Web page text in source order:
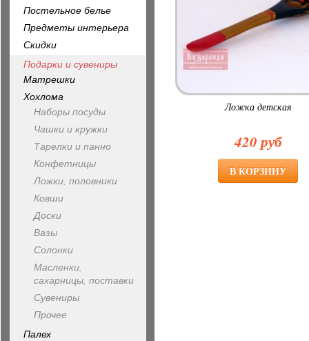
Ложка детская
420 руб
Постельное белье
Предметы интерьера
Скидки
Подарки и сувениры
Матрешки
Хохлома
Наборы посуды
Чашки и кружки
Тарелки и панно
Конфетницы
Ложки, половники
Ковши
Доски
Вазы
Солонки
Масленки,
сахарницы, поставки
Сувениры
Прочее
Палех